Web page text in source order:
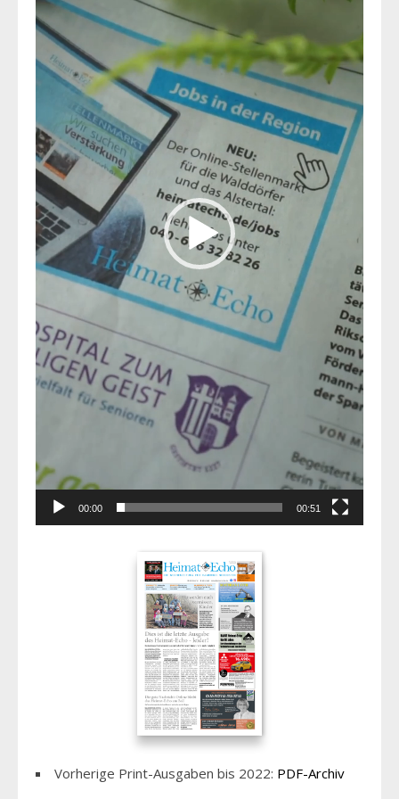
00:00 00:51
Vorherige Print-Ausgaben bis 2022: PDF-Archiv